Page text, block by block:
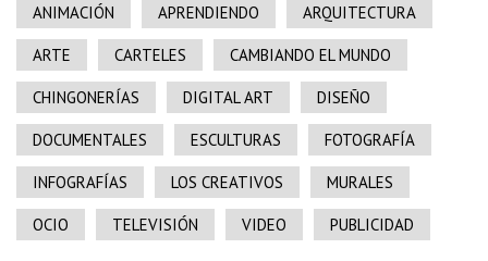
ANIMACIÓN APRENDIENDO ARQUITECTURA
ARTE CARTELES CAMBIANDO EL MUNDO
CHINGONERÍAS DIGITAL ART DISEÑO
DOCUMENTALES ESCULTURAS FOTOGRAFÍA
INFOGRAFÍAS LOS CREATIVOS MURALES
OCIO TELEVISIÓN VIDEO PUBLICIDAD